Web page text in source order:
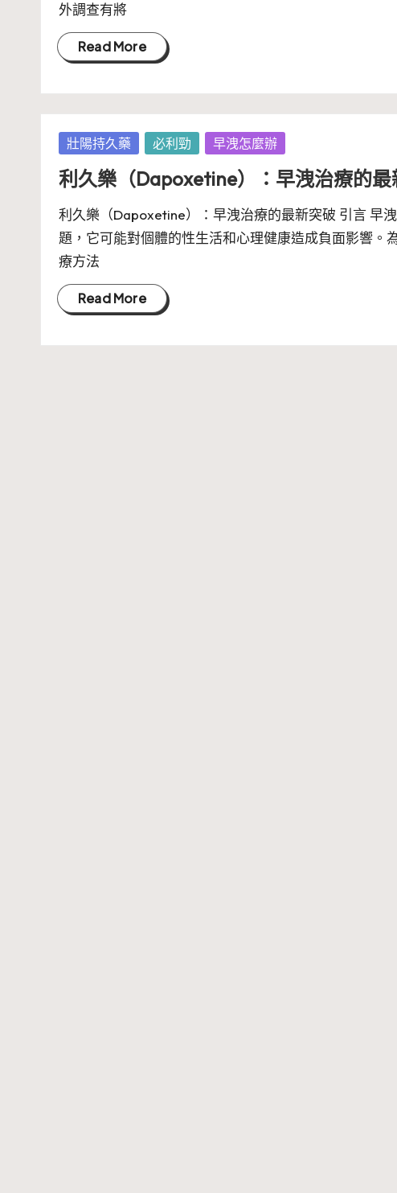
外調查有將
Read More
Posted
in
壯陽持久藥 必利勁 早洩怎麼辦
利久樂（Dapoxetine）：早洩治療的最
利久樂（Dapoxetine）：早洩治療的最新突破 引言 早
題，它可能對個體的性生活和心理健康造成負面影響。
療方法
Read More